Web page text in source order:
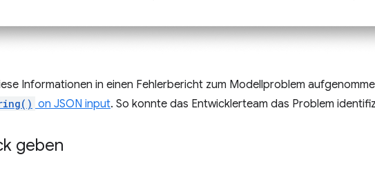
Informationen in einen Fehlerbericht zum Modellproblem
on JSON input. So konnte das Entwicklerteam das Problem
geben